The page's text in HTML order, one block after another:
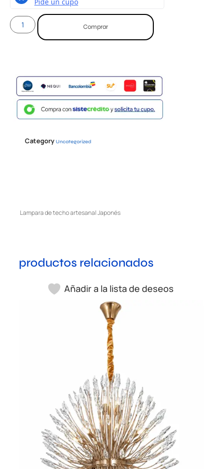
Comprar
Category Uncategorized
Lampara de techo artesanal Japonés
productos relacionados
Añadir a la lista de deseos